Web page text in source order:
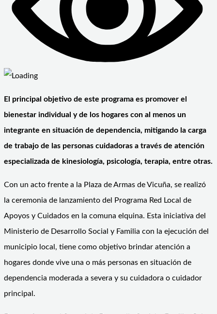
El principal objetivo de este programa es promover el
bienestar individual y de los hogares con al menos un
integrante en situación de dependencia, mitigando la carga
de trabajo de las personas cuidadoras a través de atención
especializada de kinesiología, psicología, terapia, entre otras.
Con un acto frente a la Plaza de Armas de Vicuña, se realizó
la ceremonia de lanzamiento del Programa Red Local de
Apoyos y Cuidados en la comuna elquina. Esta iniciativa del
Ministerio de Desarrollo Social y Familia con la ejecución del
municipio local, tiene como objetivo brindar atención a
hogares donde vive una o más personas en situación de
dependencia moderada a severa y su cuidadora o cuidador
principal.